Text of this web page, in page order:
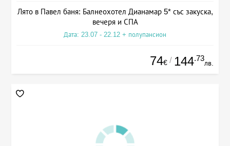
Лято в Павел баня: Балнеохотел Дианамар 5* със закуска,
вечеря и СПА
Дата: 23.07 - 22.12 + полупансион
74€ / 144.73
лв.